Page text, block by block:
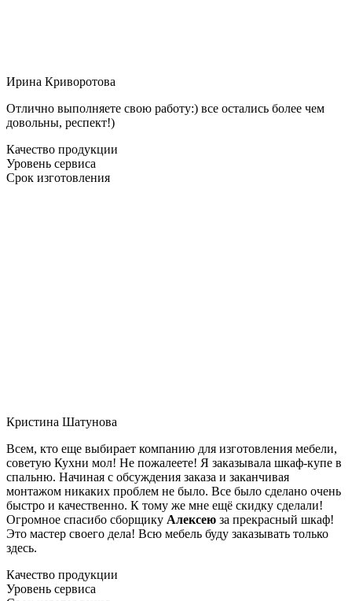
Ирина Криворотова
Отлично выполняете свою работу:) все остались более чем
довольны, респект!)
Качество продукции
Уровень сервиса
Срок изготовления
Кристина Шатунова
Всем, кто еще выбирает компанию для изготовления мебели,
советую Кухни мол! Не пожалеете! Я заказывала шкаф-купе в
спальню. Начиная с обсуждения заказа и заканчивая
монтажом никаких проблем не было. Все было сделано очень
быстро и качественно. К тому же мне ещё скидку сделали!
Огромное спасибо сборщику Алексею за прекрасный шкаф!
Это мастер своего дела! Всю мебель буду заказывать только
здесь.
Качество продукции
Уровень сервиса